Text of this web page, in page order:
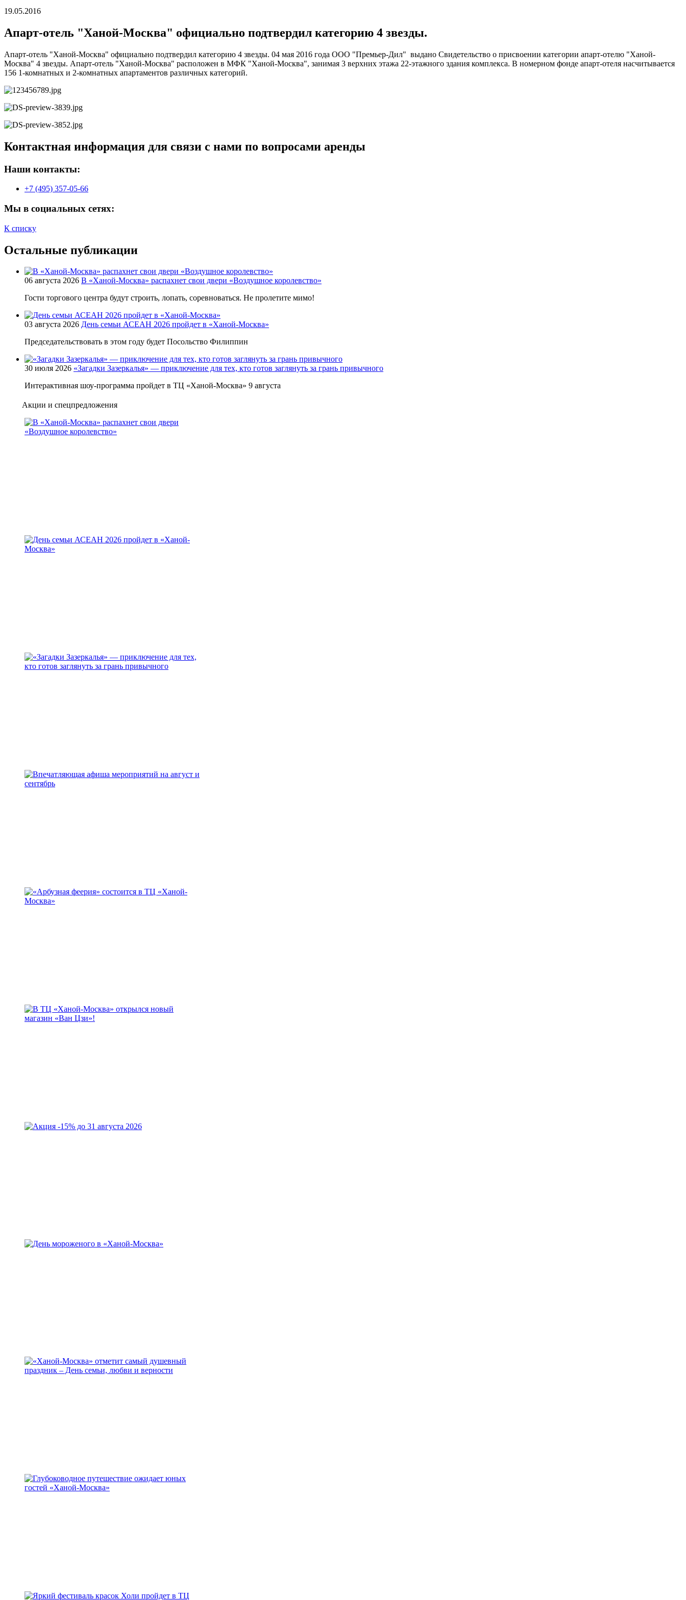
19.05.2016
Апарт-отель "Ханой-Москва" официально подтвердил категорию 4 звезды.
Апарт-отель "Ханой-Москва" официально подтвердил категорию 4 звезды. 04 мая 2016 года ООО "Премьер-Дил" выдано Свидетельство о присвоении категории апарт-отелю "Ханой-
Москва" 4 звезды. Апарт-отель "Ханой-Москва" расположен в МФК "Ханой-Москва", занимая 3 верхних этажа 22-этажного здания комплекса. В номерном фонде апарт-отеля насчитывается
156 1-комнатных и 2-комнатных апартаментов различных категорий.
Контактная информация для связи с нами по вопросами аренды
Наши контакты:
+7 (495) 357-05-66
Мы в социальных сетях:
К списку
Остальные публикации
06 августа 2026 В «Ханой-Москва» распахнет свои двери «Воздушное королевство»
Гости торгового центра будут строить, лопать, соревноваться. Не пролетите мимо!
03 августа 2026 День семьи АСЕАН 2026 пройдет в «Ханой-Москва»
Председательствовать в этом году будет Посольство Филиппин
30 июля 2026 «Загадки Зазеркалья» — приключение для тех, кто готов заглянуть за грань привычного
Интерактивная шоу-программа пройдет в ТЦ «Ханой-Москва» 9 августа
Акции и спецпредложения